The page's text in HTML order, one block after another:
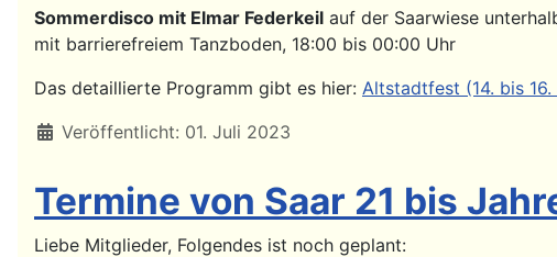
Sommerdisco mit Elmar Federkeil auf der Saarwiese
mit barrierefreiem Tanzboden, 18:00 bis 00:00 Uhr
Das detaillierte Programm gibt es hier: Altstadtfest (14. bis
Details
Veröffentlicht: 01. Juli 2023
Termine von Saar 21 bis
Liebe Mitglieder, Folgendes ist noch geplant: